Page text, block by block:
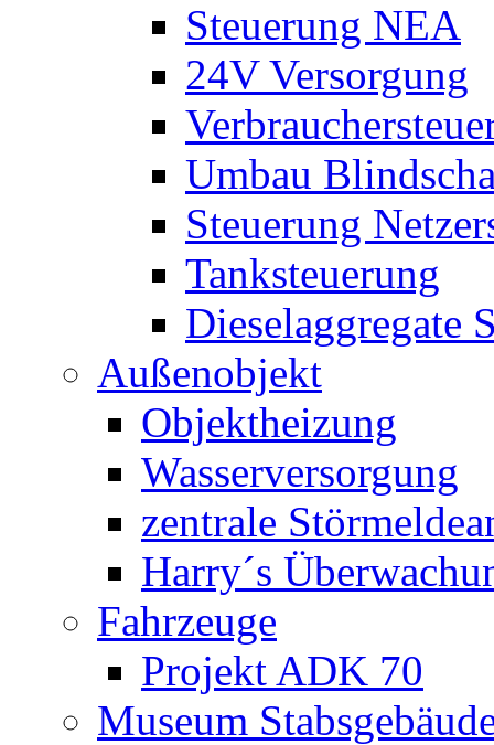
Steuerung NEA
24V Versorgung
Umbau
Steuerung
Tanksteuerung
Dieselaggregate
Außenobjekt
Objektheizung
Wasserversorgung
zentrale
Harry´s
Fahrzeuge
Projekt ADK 70
Museum